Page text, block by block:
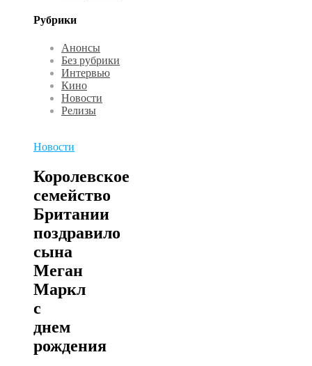
Рубрики
Анонсы
Без рубрики
Интервью
Кино
Новости
Релизы
Новости
Королевское
семейство
Британии
поздравило
сына
Меган
Маркл
с
днем
рождения